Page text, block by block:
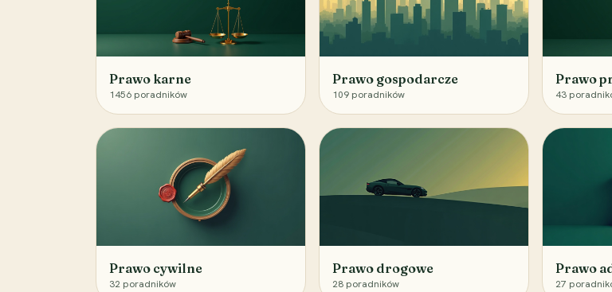
Prawo karne
1456 poradników
Prawo gospodarcze
109 poradników
Prawo
43
Prawo cywilne
32 poradników
Prawo drogowe
28 poradników
Prawo
27